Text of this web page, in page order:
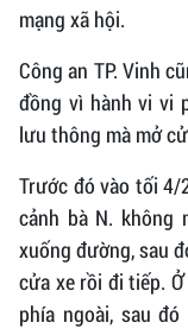
mạng xã hội.
Công an TP. Vinh
đồng vì hành vi vi
lưu thông mà mở
Trước đó vào tối 4/
cảnh bà N. không
xuống đường, sau
cửa xe rồi đi tiếp.
phía ngoài, sau